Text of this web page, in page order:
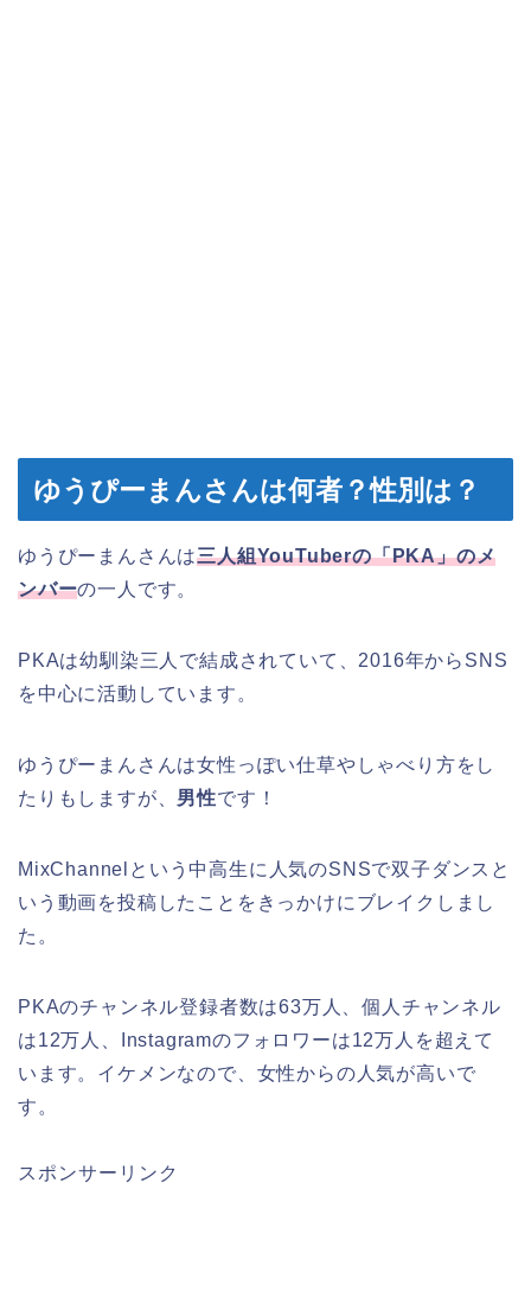
ゆうぴーまんさんは何者？性別は？
ゆうぴーまんさんは三人組YouTuberの「PKA」のメ
ンバーの一人です。
PKAは幼馴染三人で結成されていて、2016年からSNS
を中心に活動しています。
ゆうぴーまんさんは女性っぽい仕草やしゃべり方をし
たりもしますが、 男性です！
MixChannelという中高生に人気のSNSで双子ダンスと
いう動画を投稿したことをきっかけにブレイクしまし
た。
PKAのチャンネル登録者数は63万人、個人チャンネル
は12万人、Instagramのフォロワーは12万人を超えて
います。イケメンなので、女性からの人気が高いで
す。
スポンサーリンク